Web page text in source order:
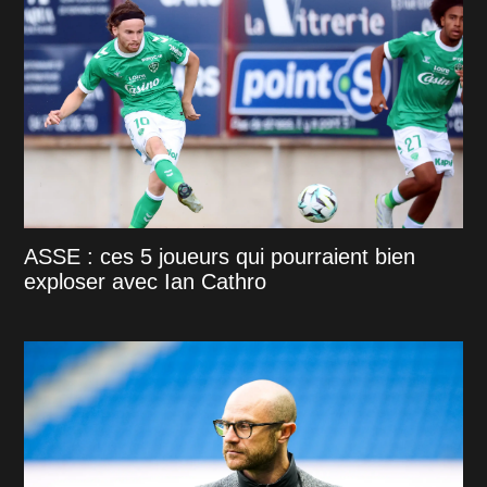
ASSE : ces 5 joueurs qui pourraient bien
exploser avec Ian Cathro